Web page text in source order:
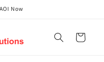
Now
Warenkorb